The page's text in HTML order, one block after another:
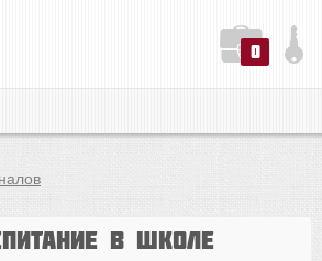
0
в школе